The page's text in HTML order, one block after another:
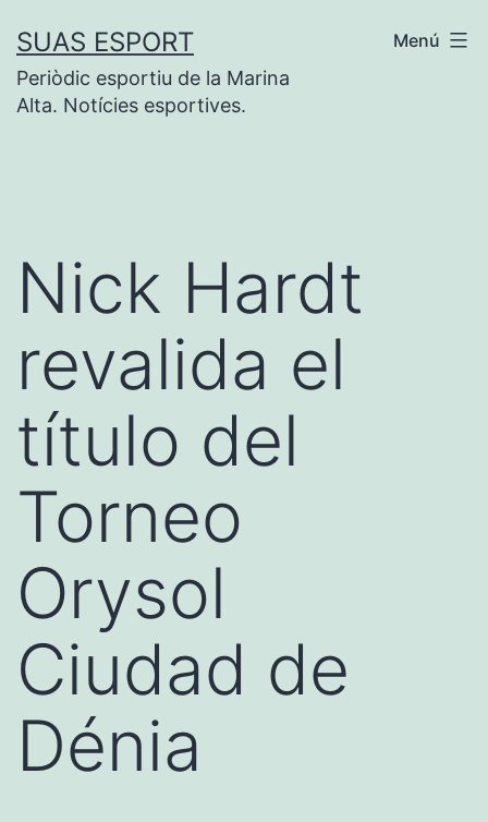
contenido
SUAS ESPORT
Periòdic esportiu de la Marina
Alta. Notícies esportives.
Menú
Nick Hardt
revalida el
título del
Torneo
Orysol
Ciudad de
Dénia